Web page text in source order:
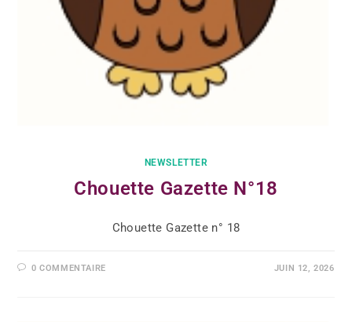
NEWSLETTER
Chouette Gazette N°18
Chouette Gazette n° 18
0 COMMENTAIRE JUIN 12, 2026